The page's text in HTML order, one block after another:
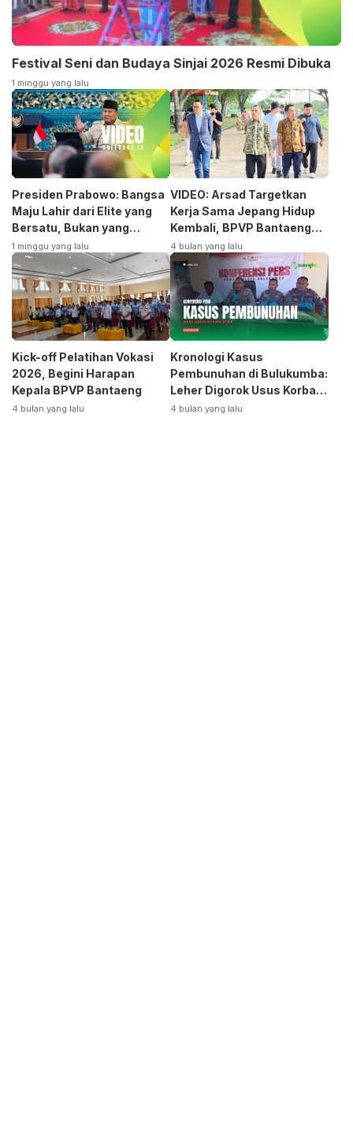
Festival Seni dan Budaya Sinjai 2026 Resmi Dibuka
1 minggu yang lalu
Presiden Prabowo: Bangsa
Maju Lahir dari Elite yang
Bersatu, Bukan yang
Terpecah
1 minggu yang lalu
VIDEO: Arsad Targetkan
Kerja Sama Jepang Hidup
Kembali, BPVP Bantaeng
Siap Bangkitkan Jurusan
Otomotif
4 bulan yang lalu
Kick-off Pelatihan Vokasi
2026, Begini Harapan
Kepala BPVP Bantaeng
4 bulan yang lalu
Kronologi Kasus
Pembunuhan di Bulukumba:
Leher Digorok Usus Korban
Dikeluarkan
4 bulan yang lalu